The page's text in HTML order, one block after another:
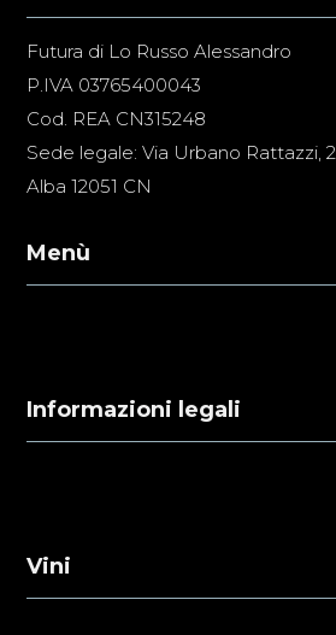
Futura di Lo Russo Alessandro
P.IVA 03765400043
Cod. REA CN315248
Sede legale: Via Urbano Rattazzi, 2
Alba 12051 CN
Menù
Informazioni legali
Vini